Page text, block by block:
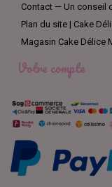
Contact — Un conseil
Plan du site | Cake
Magasin Cake Délice
Votre compte